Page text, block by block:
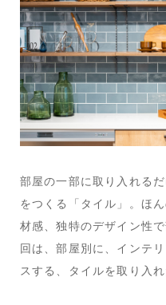
部屋の一部に取り入れる
をつくる「タイル」。ほ
材感、独特のデザイン性
回は、部屋別に、インテ
スする、タイルを取り入